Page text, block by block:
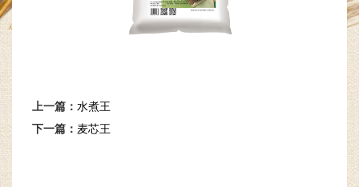
上一篇： 水煮王
下一篇： 麦芯王